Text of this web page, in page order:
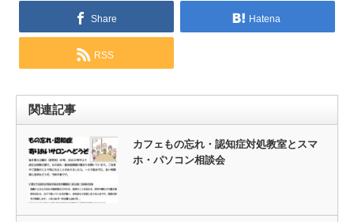
Share Hatena
RSS
関連記事
カフェもの忘れ・認知症対処教室とスマ
ホ・パソコン相談会